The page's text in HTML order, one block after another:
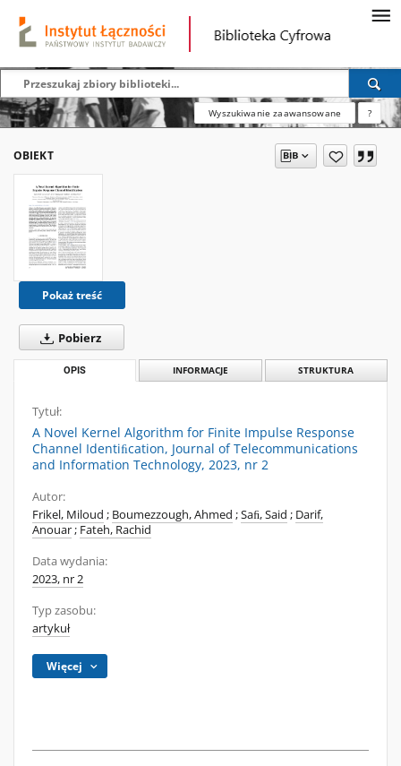
Wyszukiwanie zaawansowane ?
OBIEKT
Pokaż treść
Pobierz
OPIS INFORMACJE STRUKTURA
Tytuł:
A Novel Kernel Algorithm for Finite Impulse Response
Channel Identiﬁcation, Journal of Telecommunications
and Information Technology, 2023, nr 2
Autor:
Frikel, Miloud ; Boumezzough, Ahmed ;Saﬁ, Said ; Darif,
Anouar; Fateh, Rachid
Data wydania:
2023, nr 2
Typ zasobu:
artykuł
Więcej